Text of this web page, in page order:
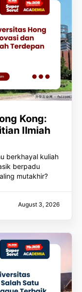
Kong:
Ilmiah
berkhayal kuliah
berpadu
mutakhir?
August 3, 2026